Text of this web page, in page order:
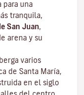
para una
tranquila,
San Juan,
arena y su
varios
de Santa María,
en el siglo